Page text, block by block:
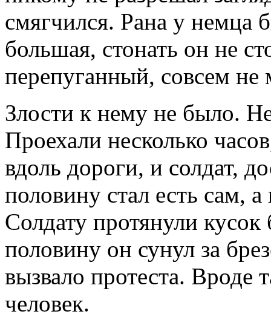
смягчился. Рана у немца
большая, стонать он не
перепуганный, совсем не
Злости к нему не было.
Проехали несколько
вдоль дороги, и солдат,
половину стал есть сам,
Солдату протянули кусок
половину он сунул за
вызвало протеста. Вроде
человек.